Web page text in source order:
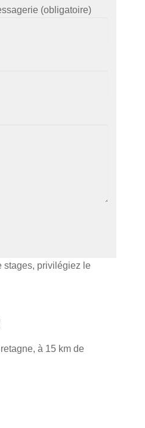
(obligatoire)
stages, privilégiez le
à 15 km de